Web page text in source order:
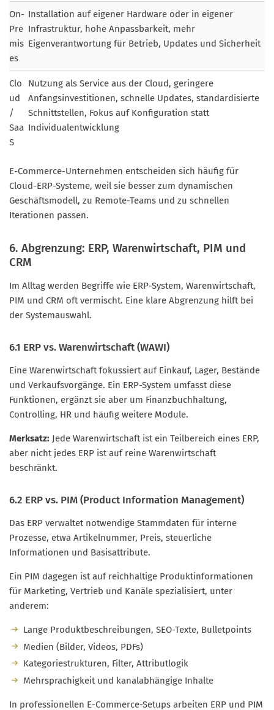
On-
Pre
mis
es
Installation auf eigener Hardware oder in eigener
Infrastruktur, hohe Anpassbarkeit, mehr
Eigenverantwortung für Betrieb, Updates und Sicherheit
Clo
ud
/
Saa
S
Nutzung als Service aus der Cloud, geringere
Anfangsinvestitionen, schnelle Updates, standardisierte
Schnittstellen, Fokus auf Konfiguration statt
Individualentwicklung
E-Commerce-Unternehmen entscheiden sich häufig für
Cloud-ERP-Systeme, weil sie besser zum dynamischen
Geschäftsmodell, zu Remote-Teams und zu schnellen
Iterationen passen.
6. Abgrenzung: ERP, Warenwirtschaft, PIM und
CRM
Im Alltag werden Begriffe wie ERP-System, Warenwirtschaft,
PIM und CRM oft vermischt. Eine klare Abgrenzung hilft bei
der Systemauswahl.
6.1 ERP vs. Warenwirtschaft (WAWI)
Eine Warenwirtschaft fokussiert auf Einkauf, Lager, Bestände
und Verkaufsvorgänge. Ein ERP-System umfasst diese
Funktionen, ergänzt sie aber um Finanzbuchhaltung,
Controlling, HR und häufig weitere Module.
Merksatz: Jede Warenwirtschaft ist ein Teilbereich eines ERP,
aber nicht jedes ERP ist auf reine Warenwirtschaft
beschränkt.
6.2 ERP vs. PIM (Product Information Management)
Das ERP verwaltet notwendige Stammdaten für interne
Prozesse, etwa Artikelnummer, Preis, steuerliche
Informationen und Basisattribute.
Ein PIM dagegen ist auf reichhaltige Produktinformationen
für Marketing, Vertrieb und Kanäle spezialisiert, unter
anderem:
Lange Produktbeschreibungen, SEO-Texte, Bulletpoints
Medien (Bilder, Videos, PDFs)
Kategoriestrukturen, Filter, Attributlogik
Mehrsprachigkeit und kanalabhängige Inhalte
In professionellen E-Commerce-Setups arbeiten ERP und PIM